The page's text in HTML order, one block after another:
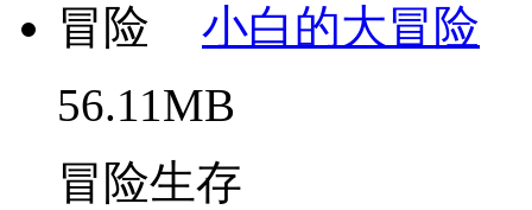
小白的大冒险
56.11MB
冒险生存